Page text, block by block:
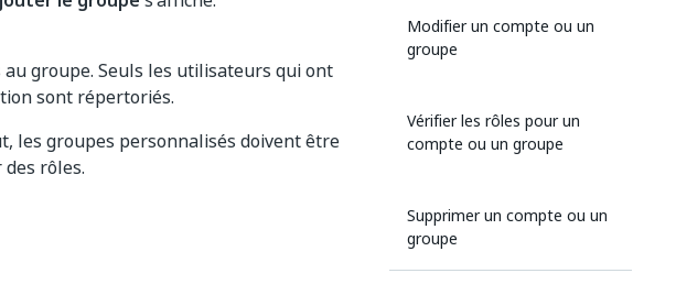
groupe. Seuls les utilisateurs qui ont
sont répertoriés.
les groupes personnalisés doivent être
rôles.
Modifier un compte ou un
groupe
Vérifier les rôles pour un
compte ou un groupe
Supprimer un compte ou un
groupe